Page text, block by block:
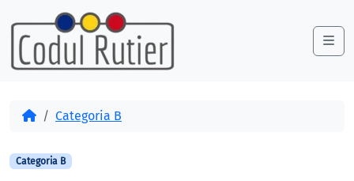
Skip to content
Skip to footer
AcasăCategoria B
Categoria B